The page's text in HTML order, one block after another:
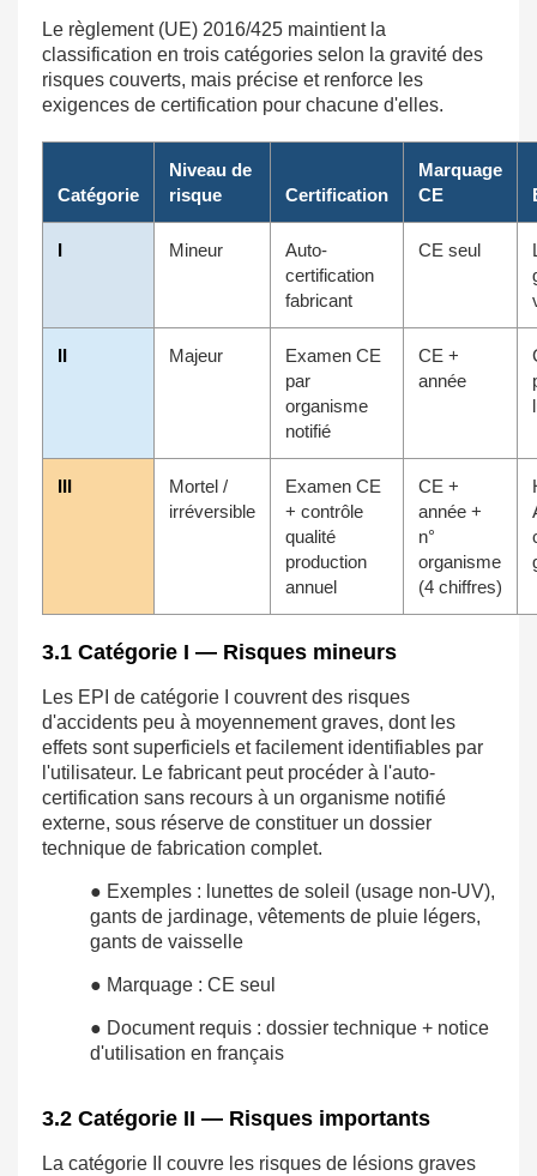
Le règlement (UE) 2016/425 maintient la
classification en trois catégories selon la gravité des
risques couverts, mais précise et renforce les
exigences de certification pour chacune d'elles.
Catégorie
Niveau de
risque
Certification
Marquage
CE
I Mineur
Auto-
certification
fabricant
CE seul
II Majeur
Examen CE
par
organisme
notifié
CE +
année
III
Mortel /
irréversible
Examen CE
+ contrôle
qualité
production
annuel
CE +
année +
n°
organisme
(4 chiffres)
3.1 Catégorie I — Risques mineurs
Les EPI de catégorie I couvrent des risques
d'accidents peu à moyennement graves, dont les
effets sont superficiels et facilement identifiables par
l'utilisateur. Le fabricant peut procéder à l'auto-
certification sans recours à un organisme notifié
externe, sous réserve de constituer un dossier
technique de fabrication complet.
● Exemples : lunettes de soleil (usage non-UV),
gants de jardinage, vêtements de pluie légers,
gants de vaisselle
● Marquage : CE seul
● Document requis : dossier technique + notice
d'utilisation en français
3.2 Catégorie II — Risques importants
La catégorie II couvre les risques de lésions graves